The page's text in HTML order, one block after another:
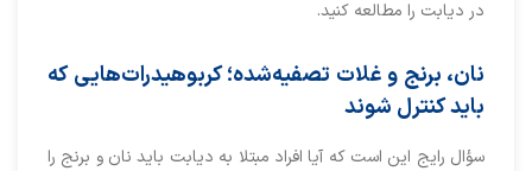
در دیابت را مطالعه کنید.
نان، برنج و غلات تصفیه‌شده؛ کربوهیدرات‌هایی که
باید کنترل شوند
سؤال رایج این است که آیا افراد مبتلا به دیابت باید نان و برنج را